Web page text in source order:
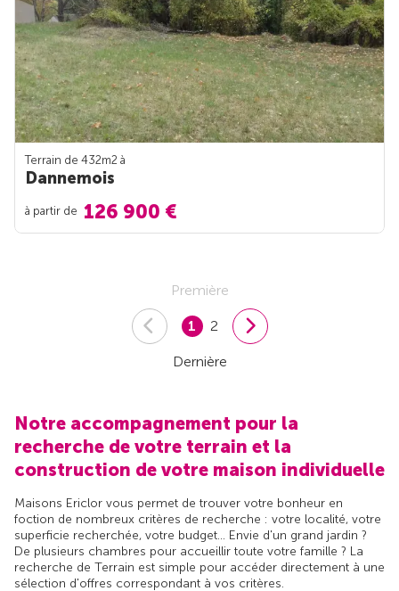
Terrain de 432m2 à
Dannemois
à partir de 126 900 €
Première
1 2
Dernière
Notre accompagnement pour la
recherche de votre terrain et la
construction de votre maison individuelle
Maisons Ericlor vous permet de trouver votre bonheur en
foction de nombreux critères de recherche : votre localité, votre
superficie recherchée, votre budget... Envie d'un grand jardin ?
De plusieurs chambres pour accueillir toute votre famille ? La
recherche de Terrain est simple pour accéder directement à une
sélection d'offres correspondant à vos critères.